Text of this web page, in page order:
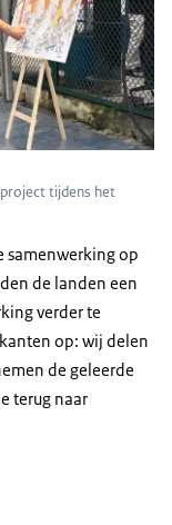
tijdens het
samenwerking op
de landen een
verder te
op: wij delen
de geleerde
terug naar